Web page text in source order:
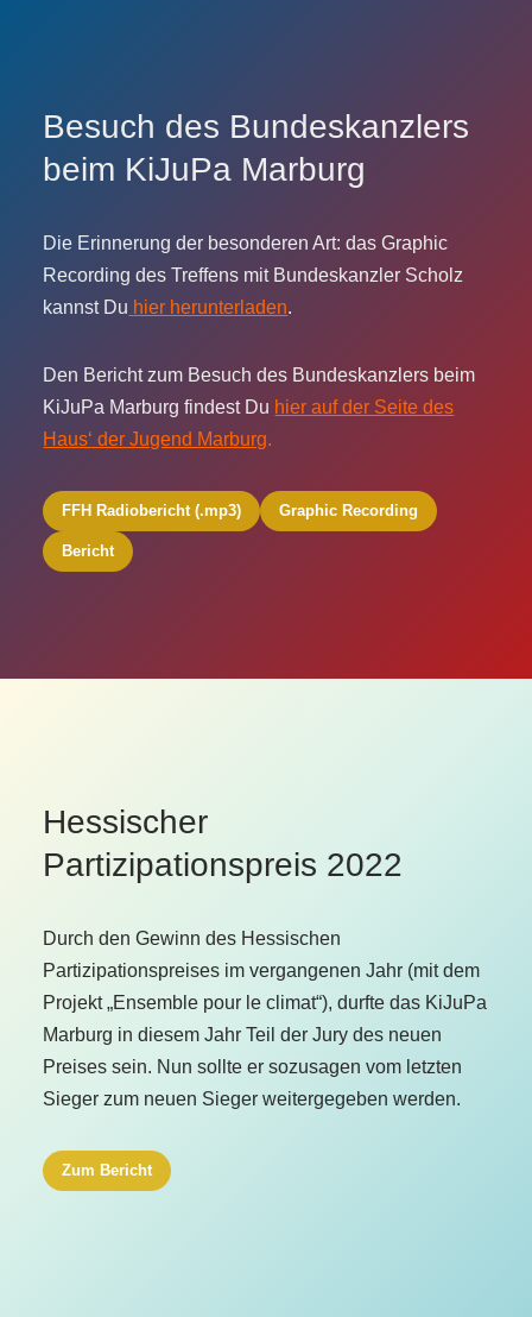
Besuch des Bundeskanzlers
beim KiJuPa Marburg
Die Erinnerung der besonderen Art: das Graphic
Recording des Treffens mit Bundeskanzler Scholz
kannst Du hier herunterladen.
Den Bericht zum Besuch des Bundeskanzlers beim
KiJuPa Marburg findest Du hier auf der Seite des
Haus‘ der Jugend Marburg.
FFH Radiobericht (.mp3) Graphic Recording
Bericht
Hessischer
Partizipationspreis 2022
Durch den Gewinn des Hessischen
Partizipationspreises im vergangenen Jahr (mit dem
Projekt „Ensemble pour le climat“), durfte das KiJuPa
Marburg in diesem Jahr Teil der Jury des neuen
Preises sein. Nun sollte er sozusagen vom letzten
Sieger zum neuen Sieger weitergegeben werden.
Zum Bericht